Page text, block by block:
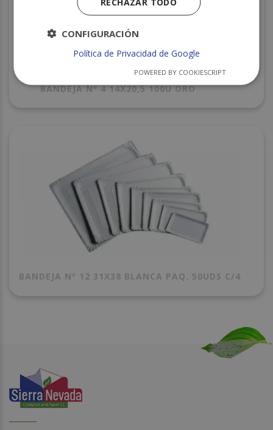
BANDEJA Nº 4 14X20,5 100U ORO
BANDEJA Nº 12 31X38 BLANCA PAQ. 50UDS C/4
CONFIGURACIÓN
Política de Privacidad de Google
POWERED BY COOKIESCRIPT